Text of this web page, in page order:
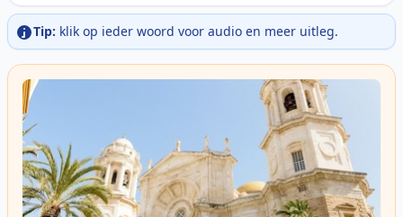
Tip: klik op ieder woord voor audio en meer uitleg.